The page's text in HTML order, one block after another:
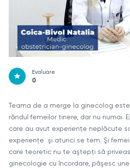
Evaluare
0
Teama de a merge la ginecolog
rândul femeilor tinere, dar nu numai.
care au avut experienţe neplăcute
experienţe şi atunci se tem. Şi
care teoretic nu te aştepţi să
ginecologie cu încordare, păşesc